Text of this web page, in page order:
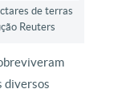
de terras
Reuters
diversos